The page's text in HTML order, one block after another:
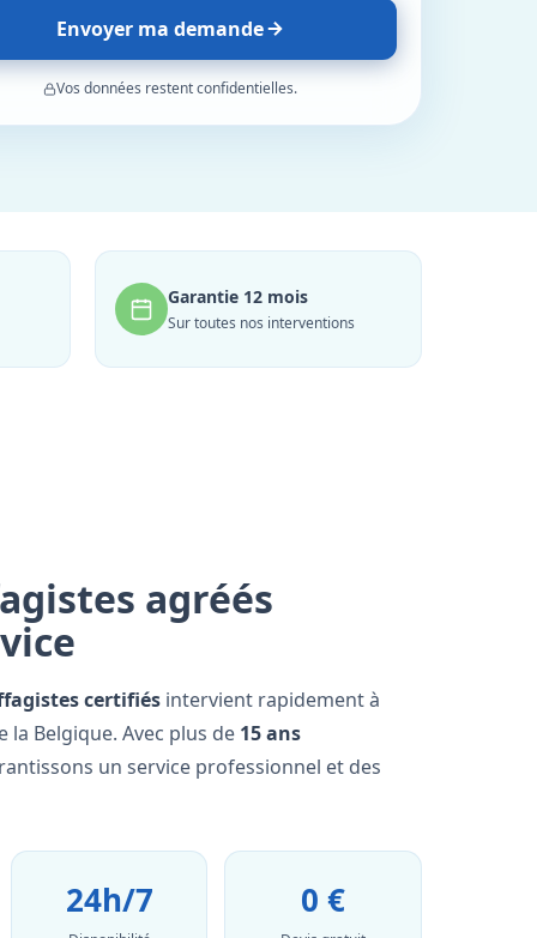
Envoyer ma demande
Vos données restent confidentielles.
Garantie 12 mois
Sur toutes nos interventions
agréés
certifiés intervient rapidement à
la Belgique. Avec plus de 15 ans
un service professionnel et des
24h/7 0 €